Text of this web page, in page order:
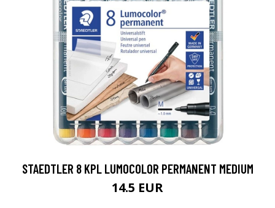
STAEDTLER 8 KPL LUMOCOLOR PERMANENT MEDIUM
14.5 EUR